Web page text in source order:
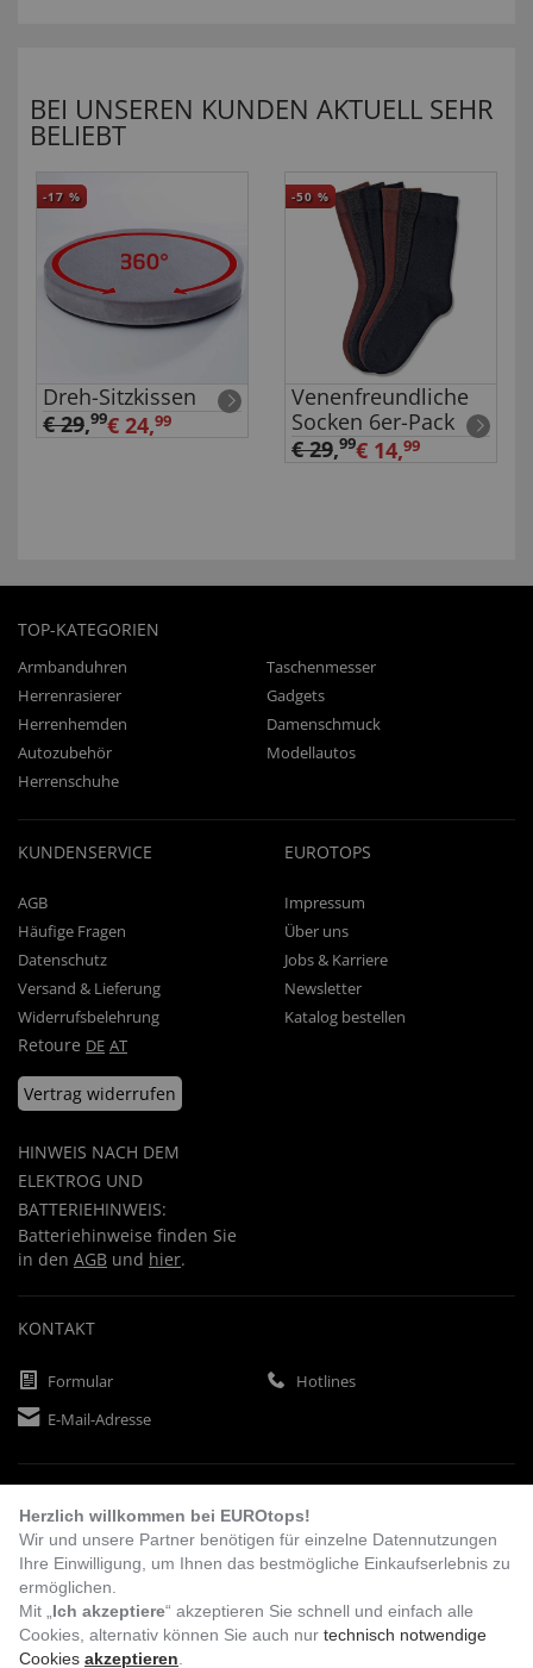
BEI UNSEREN KUNDEN AKTUELL SEHR
BELIEBT
-17 %
Dreh-Sitzkissen
€ 29,99€ 24,99
-50 %
Venenfreundliche
Socken 6er-Pack
€ 29,99€ 14,99
TOP-KATEGORIEN
Armbanduhren
Taschenmesser
Herrenrasierer
Gadgets
Herrenhemden
Damenschmuck
Autozubehör
Modellautos
Herrenschuhe
KUNDENSERVICE
AGB
Häufige Fragen
Datenschutz
Versand & Lieferung
Widerrufsbelehrung
Retoure DE AT
Vertrag widerrufen
HINWEIS NACH DEM
ELEKTROG UND
BATTERIEHINWEIS:
Batteriehinweise finden Sie
in den AGB und hier.
EUROTOPS
Impressum
Über uns
Jobs & Karriere
Newsletter
Katalog bestellen
KONTAKT
Formular
Hotlines
E-Mail-Adresse
Vorkasse Rechnung
Herzlich willkommen bei EUROtops!
Wir und unsere Partner benötigen für einzelne Datennutzungen
Ihre Einwilligung, um Ihnen das bestmögliche Einkaufserlebnis zu
ermöglichen.
Mit „ Ich akzeptiere“ akzeptieren Sie schnell und einfach alle
Cookies, alternativ können Sie auch nur technisch notwendige
Cookies akzeptieren